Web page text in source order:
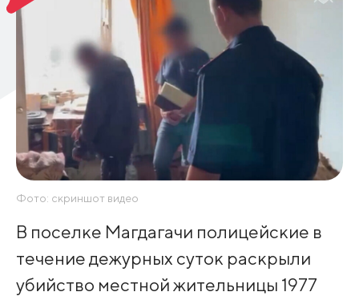
Фото: скриншот видео
В поселке Магдагачи полицейские в
течение дежурных суток раскрыли
убийство местной жительницы 1977